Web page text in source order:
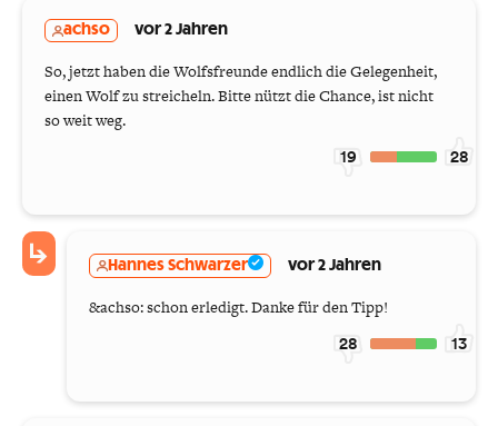
achso vor 2 Jahren
So, jetzt haben die Wolfsfreunde endlich die Gelegenheit,
einen Wolf zu streicheln. Bitte nützt die Chance, ist nicht
so weit weg.
19 28
Hannes Schwarzer vor 2 Jahren
&achso: schon erledigt. Danke für den Tipp!
28 13